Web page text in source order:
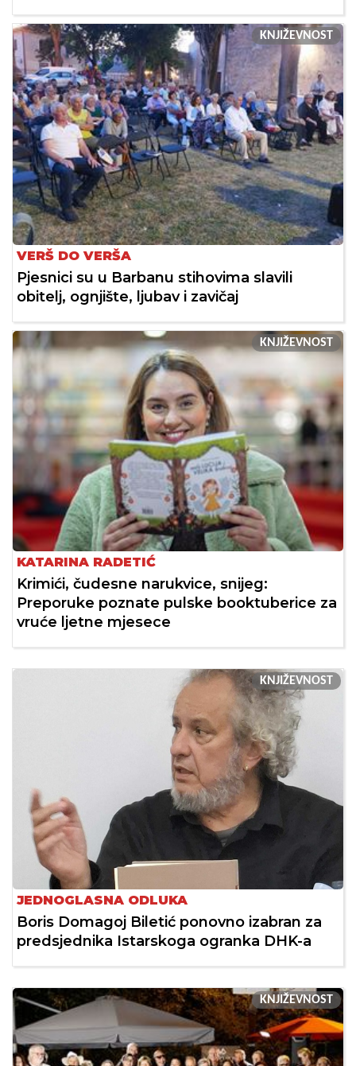
KNJIŽEVNOST
VERŠ DO VERŠA
Pjesnici su u Barbanu stihovima slavili
obitelj, ognjište, ljubav i zavičaj
KNJIŽEVNOST
KATARINA RADETIĆ
Krimići, čudesne narukvice, snijeg:
Preporuke poznate pulske booktuberice za
vruće ljetne mjesece
KNJIŽEVNOST
JEDNOGLASNA ODLUKA
Boris Domagoj Biletić ponovno izabran za
predsjednika Istarskoga ogranka DHK-a
KNJIŽEVNOST